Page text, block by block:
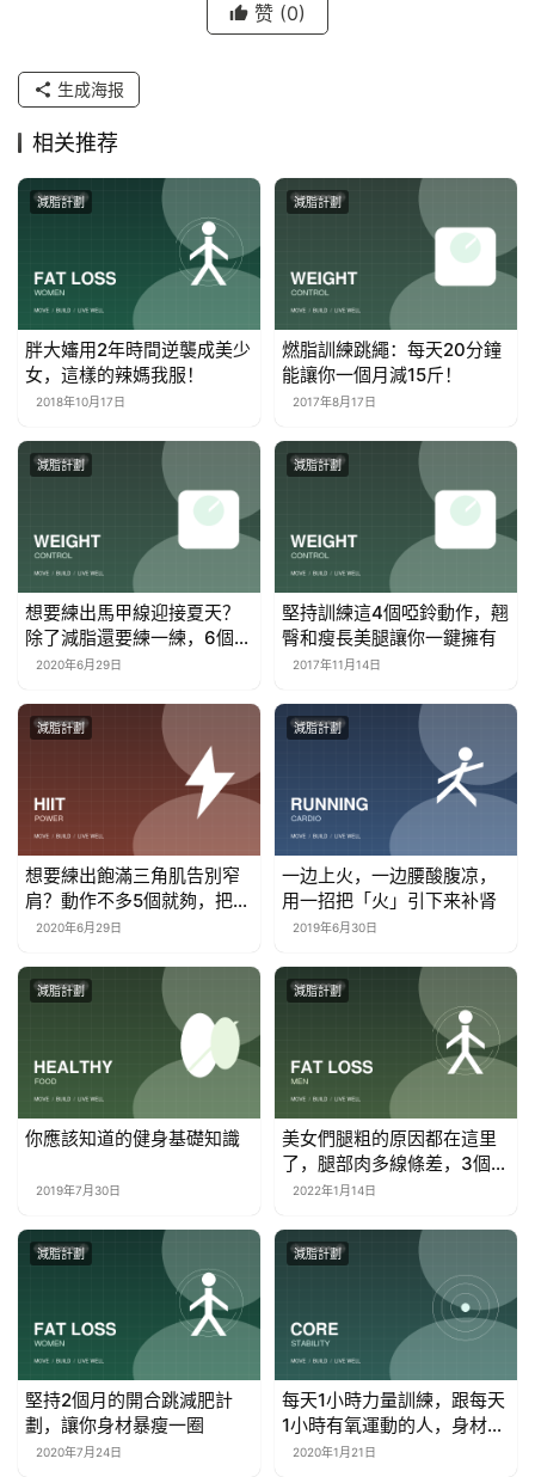
赞 (0)
生成海报
相关推荐
減脂計劃
胖大嬸用2年時間逆襲成美少
女，這樣的辣媽我服！
2018年10月17日
減脂計劃
燃脂訓練跳繩：每天20分鐘
能讓你一個月減15斤！
2017年8月17日
減脂計劃
想要練出馬甲線迎接夏天？
除了減脂還要練一練，6個動
作就可以
2020年6月29日
減脂計劃
堅持訓練這4個啞鈴動作，翹
臀和瘦長美腿讓你一鍵擁有
2017年11月14日
減脂計劃
想要練出飽滿三角肌告別窄
肩？動作不多5個就夠，把肩
練寬練飽滿
2020年6月29日
減脂計劃
一边上火，一边腰酸腹凉，
用一招把「火」引下来补肾
2019年6月30日
減脂計劃
你應該知道的健身基礎知識
2019年7月30日
減脂計劃
美女們腿粗的原因都在這里
了，腿部肉多線條差，3個辦
法幫你改善
2022年1月14日
減脂計劃
堅持2個月的開合跳減肥計
劃，讓你身材暴瘦一圈
2020年7月24日
減脂計劃
每天1小時力量訓練，跟每天
1小時有氧運動的人，身材會
有什麼差別
2020年1月21日